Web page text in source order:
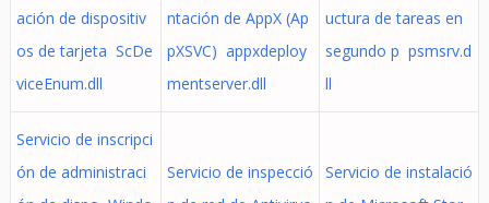
ación de dispositiv
os de tarjeta ScDe
viceEnum.dll
ntación de AppX (Ap
pXSVC) appxdeploy
mentserver.dll
uctura de tareas en
segundo p psmsrv.d
ll
Servicio de inscripci
ón de administraci
Servicio de inspecció
Servicio de instalació